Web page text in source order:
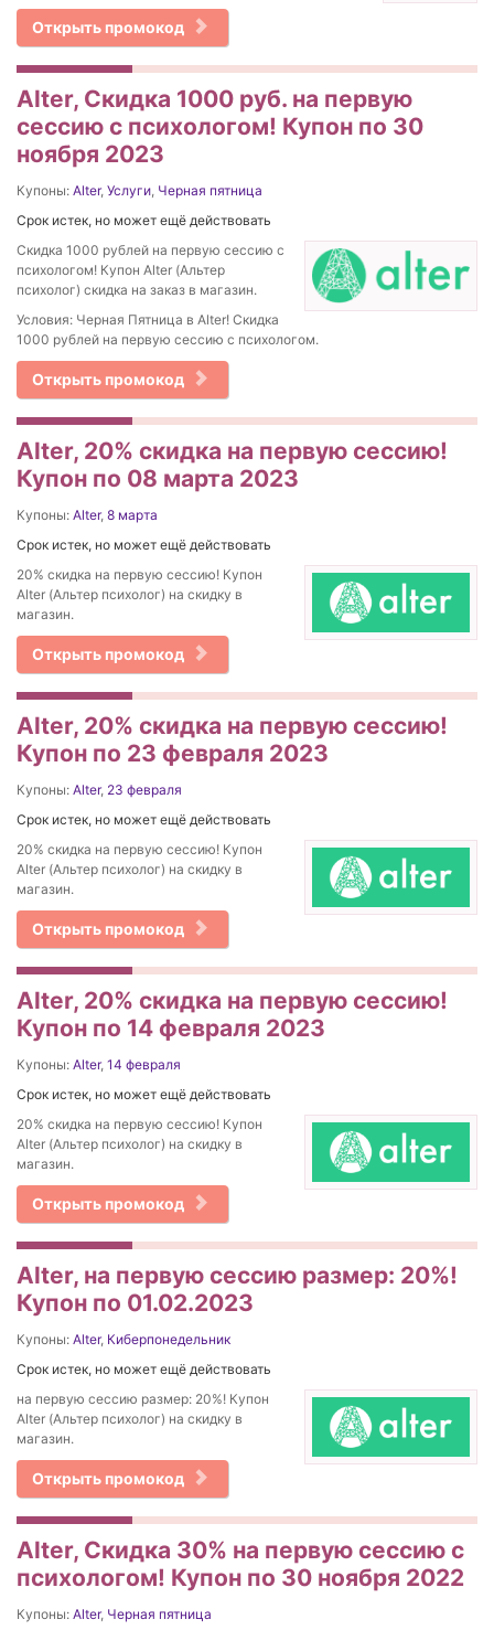
Открыть промокод
Alter, Cкидка 1000 руб. на первую
сессию с психологом! Купон по 30
ноября 2023
Купоны: Alter, Услуги, Черная пятница
Срок истек, но может ещё действовать
Cкидка 1000 рублей на первую сессию с
психологом! Купон Alter (Альтер
психолог) скидка на заказ в магазин.
Условия: Черная Пятница в Alter! Cкидка
1000 рублей на первую сессию с психологом.
Открыть промокод
Alter, 20% скидка на первую сессию!
Купон по 08 марта 2023
Купоны: Alter, 8 марта
Срок истек, но может ещё действовать
20% скидка на первую сессию! Купон
Alter (Альтер психолог) на скидку в
магазин.
Открыть промокод
Alter, 20% скидка на первую сессию!
Купон по 23 февраля 2023
Купоны: Alter, 23 февраля
Срок истек, но может ещё действовать
20% скидка на первую сессию! Купон
Alter (Альтер психолог) на скидку в
магазин.
Открыть промокод
Alter, 20% скидка на первую сессию!
Купон по 14 февраля 2023
Купоны: Alter, 14 февраля
Срок истек, но может ещё действовать
20% скидка на первую сессию! Купон
Alter (Альтер психолог) на скидку в
магазин.
Открыть промокод
Alter, на первую сессию размер: 20%!
Купон по 01.02.2023
Купоны: Alter, Киберпонедельник
Срок истек, но может ещё действовать
на первую сессию размер: 20%! Купон
Alter (Альтер психолог) на скидку в
магазин.
Открыть промокод
Alter, Скидка 30% на первую сессию с
психологом! Купон по 30 ноября 2022
Купоны: Alter, Черная пятница